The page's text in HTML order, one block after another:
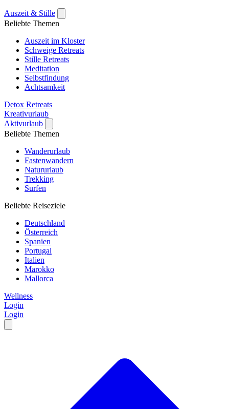
Auszeit & Stille
Beliebte Themen
Auszeit im Kloster
Schweige Retreats
Stille Retreats
Meditation
Selbstfindung
Achtsamkeit
Detox Retreats
Kreativurlaub
Aktivurlaub
Beliebte Themen
Wanderurlaub
Fastenwandern
Natururlaub
Trekking
Surfen
Beliebte Reiseziele
Deutschland
Österreich
Spanien
Portugal
Italien
Marokko
Mallorca
Wellness
Login
Login